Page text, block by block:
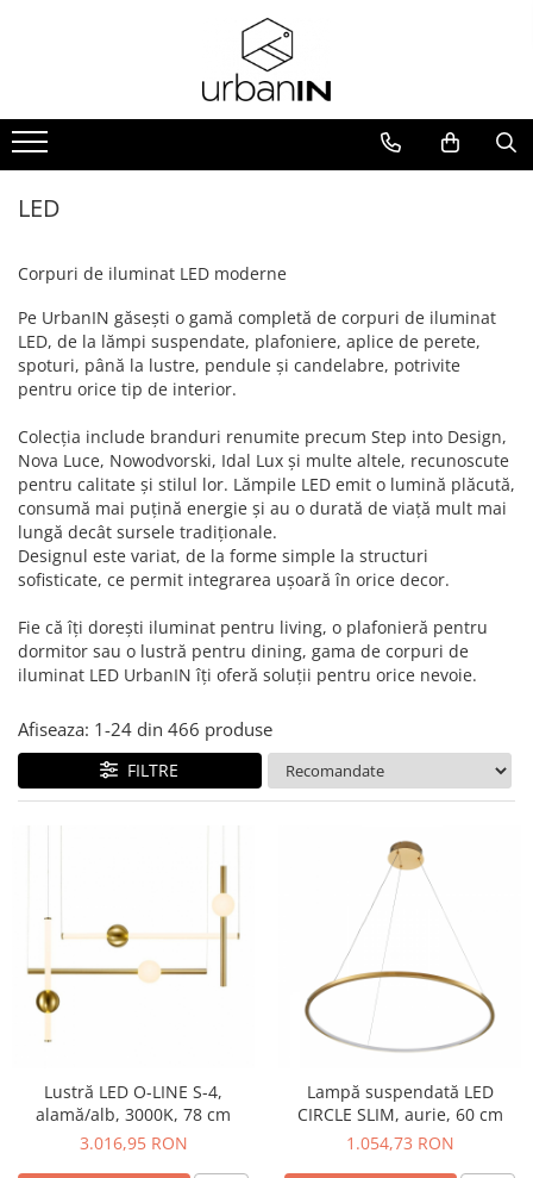
Lampi suspendate
Plafoniere
Iluminat tehnic/ Spoturi
Veioze
Aplice
Lampadare
Corpuri de iluminat LED
Portabil
Perete
Stalpi
Incastrabil
Sistem de iluminat pe sina
Sine magnetice LVM
Sine magnetice LVM
Accesorii LVM
Lumini LED RADITY
Accesorii RADITY
Baterii lavoar
Baterii cada/dus
Seturi si coloane de dus
Baterii bucatarie
Oglinzi cu LED
Oglinzi decorative
LED
Corpuri de iluminat LED moderne
Pe UrbanIN găsești o gamă completă de corpuri de iluminat
LED, de la lămpi suspendate, plafoniere, aplice de perete,
spoturi, până la lustre, pendule și candelabre, potrivite
pentru orice tip de interior.
Colecția include branduri renumite precum Step into Design,
Nova Luce, Nowodvorski, Idal Lux și multe altele, recunoscute
pentru calitate și stilul lor. Lămpile LED emit o lumină plăcută,
consumă mai puțină energie și au o durată de viață mult mai
lungă decât sursele tradiționale.
Designul este variat, de la forme simple la structuri
sofisticate, ce permit integrarea ușoară în orice decor.
Fie că îți dorești iluminat pentru living, o plafonieră pentru
dormitor sau o lustră pentru dining, gama de corpuri de
iluminat LED UrbanIN îți oferă soluții pentru orice nevoie.
Afiseaza: 1-24 din 466 produse
FILTRE
Lustră LED O-LINE S-4,
alamă/alb, 3000K, 78 cm
3.016,95 RON
Lampă suspendată LED
CIRCLE SLIM, aurie, 60 cm
1.054,73 RON